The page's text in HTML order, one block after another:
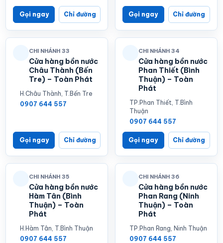
Gọi ngay Chỉ đường Gọi ngay Chỉ đường
CHI NHÁNH 33
Cửa hàng bồn nước
Châu Thành (Bến
Tre) – Toàn Phát
H.Châu Thành, T.Bến Tre
0907 644 557
Gọi ngay Chỉ đường
CHI NHÁNH 34
Cửa hàng bồn nước
Phan Thiết (Bình
Thuận) – Toàn
Phát
TP.Phan Thiết, T.Bình
Thuận
0907 644 557
Gọi ngay Chỉ đường
CHI NHÁNH 35
Cửa hàng bồn nước
Hàm Tân (Bình
Thuận) – Toàn
Phát
H.Hàm Tân, T.Bình Thuận
0907 644 557
CHI NHÁNH 36
Cửa hàng bồn nước
Phan Rang (Ninh
Thuận) – Toàn
Phát
TP.Phan Rang, Ninh Thuận
0907 644 557